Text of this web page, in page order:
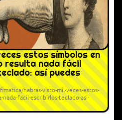
estos símbolos en
resulta nada fácil
así puedes
habras-visto-mil-veces-estos-
facil-escribirlos-teclado-asi-